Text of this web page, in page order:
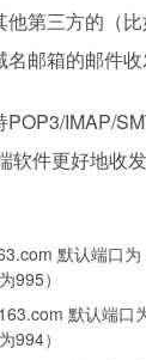
第三方的（
邮箱的邮件收
IMAP/
软件更好地收
默认端口
995）
默认端口
994）